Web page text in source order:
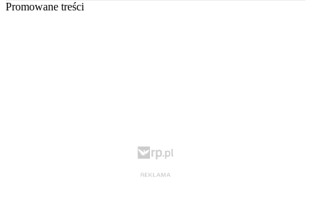
Promowane treści